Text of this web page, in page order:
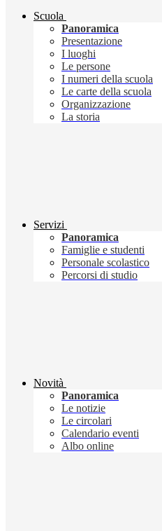
Scuola
Panoramica
Presentazione
I luoghi
Le persone
I numeri della scuola
Le carte della scuola
Organizzazione
La storia
Servizi
Panoramica
Famiglie e studenti
Personale scolastico
Percorsi di studio
Novità
Panoramica
Le notizie
Le circolari
Calendario eventi
Albo online